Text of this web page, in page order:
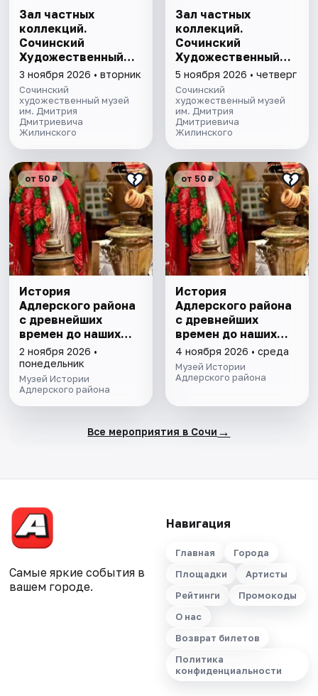
Зал частных
коллекций.
Сочинский
Художественный
музей им. Д.Д.
Жилинского
3 ноября 2026 • вторник
Сочинский
художественный музей
им. Дмитрия
Дмитриевича
Жилинского
Зал частных
коллекций.
Сочинский
Художественный
музей им. Д.Д.
Жилинского
5 ноября 2026 • четверг
Сочинский
художественный музей
им. Дмитрия
Дмитриевича
Жилинского
от 50 ₽
История
Адлерского района
с древнейших
времен до наших
дней. Экскурсия
2 ноября 2026 •
понедельник
Музей Истории
Адлерского района
от 50 ₽
История
Адлерского района
с древнейших
времен до наших
дней. Экскурсия
4 ноября 2026 • среда
Музей Истории
Адлерского района
Все мероприятия в Сочи →
Самые яркие события в
вашем городе.
Навигация
Главная
Города
Площадки
Артисты
Рейтинги
Промокоды
О нас
Возврат билетов
Политика
конфиденциальности